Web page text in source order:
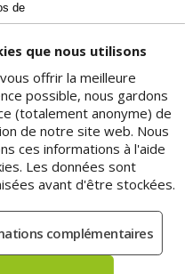
la Belgique. Nos commandes
ouvrables. Colis suivis et
main propre contre signature,
réception sûre et impeccable.
ventes
de
que nous utilisons
offrir la meilleure
possible, nous gardons
(totalement anonyme) de
de notre site web. Nous
ces informations à l'aide
Les données sont
avant d'être stockées.